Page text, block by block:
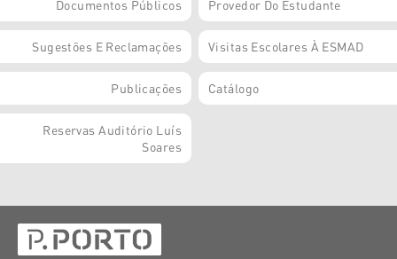
Documentos Públicos Provedor Do Estudante
Sugestões E Reclamações Visitas Escolares À ESMAD
Publicações Catálogo
Reservas Auditório Luís
Soares